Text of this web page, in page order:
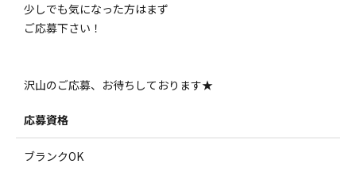
少しでも気になった方はまず
ご応募下さい！
沢山のご応募、お待ちしております★
応募資格
ブランクOK